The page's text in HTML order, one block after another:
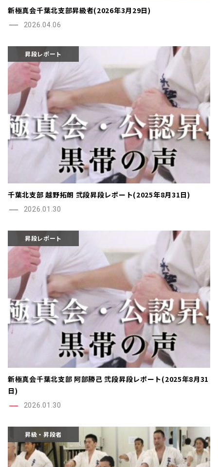
新極真会千葉北支部昇級者(2026年3月29日)
2026.04.06
昇段レポート
千葉北支部 越野拓朗 弐段昇段レポート(2025年8月31日)
2026.01.30
昇段レポート
新極真会千葉北支部 阿部勝己 弐段昇段レポート(2025年8月31
日)
2026.01.30
昇級・昇段者